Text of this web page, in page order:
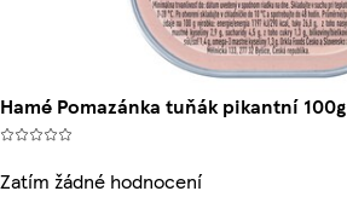
Hamé Pomazánka tuňák pikantní 100g
Zatím žádné hodnocení